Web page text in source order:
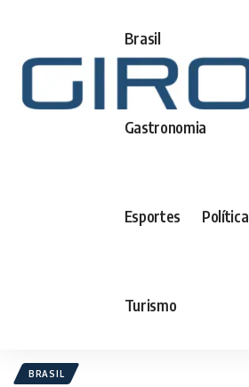
Brasil
Gastronomia
Esportes Política
Turismo
BRASIL